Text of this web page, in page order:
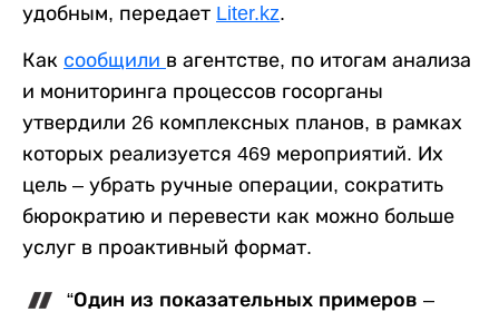
удобным, передает Liter.kz.
Как сообщили в агентстве, по итогам анализа
и мониторинга процессов госорганы
утвердили 26 комплексных планов, в рамках
которых реализуется 469 мероприятий. Их
цель – убрать ручные операции, сократить
бюрократию и перевести как можно больше
услуг в проактивный формат.
“Один из показательных примеров –